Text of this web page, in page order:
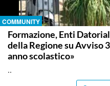
COMMUNITY
Formazione, Enti
della Regione su Avviso
anno scolastico»
..